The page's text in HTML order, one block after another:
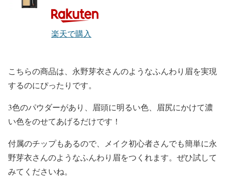
楽天で購入
こちらの商品は、 永野芽衣さんのようなふんわり眉を実現
するのにぴったりです。
3色のパウダーがあり、 眉頭に明るい色
眉尻にかけて濃
い色をのせてあげるだけです！
付属のチップもあるので、メイク初心者さんでも簡単に永
野芽衣さんのようなふんわり眉をつくれます。ぜひ試して
みてくださいね。